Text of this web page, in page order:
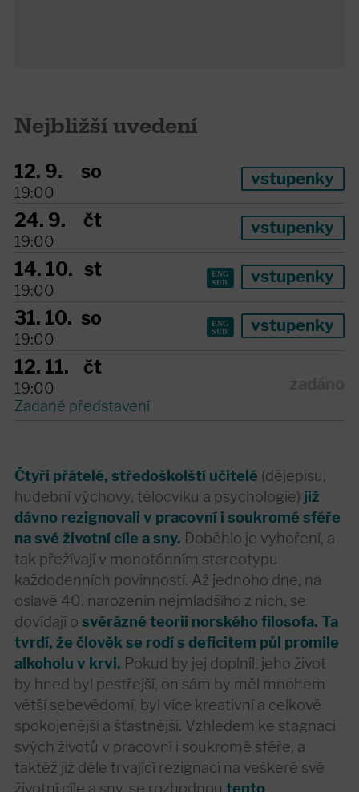
Nejbližší uvedení
12. 9.
19:00
so vstupenky
24. 9.
19:00
čt vstupenky
14. 10.
19:00
st vstupenky
31. 10.
19:00
so vstupenky
12. 11.
19:00
čt
Zadané představení
Čtyři přátelé, středoškolští učitelé (dějepisu,
hudební výchovy, tělocviku a psychologie) již
dávno rezignovali v pracovní i soukromé sféře
na své životní cíle a sny. Doběhlo je vyhoření, a
tak přežívají v monotónním stereotypu
každodenních povinností. Až jednoho dne, na
oslavě 40. narozenin nejmladšího z nich, se
dovídají osvérázné teorii norského filosofa. Ta
tvrdí, že člověk se rodí s deficitem půl promile
alkoholu v krvi. Pokud by jej doplnil, jeho život
by hned byl pestřejší, on sám by měl mnohem
větší sebevědomí, byl více kreativní a celkově
spokojenější a šťastnější. Vzhledem ke stagnaci
svých životů v pracovní i soukromé sféře, a
taktéž již déle trvající rezignaci na veškeré své
životní cíle a sny, se rozhodnou tento